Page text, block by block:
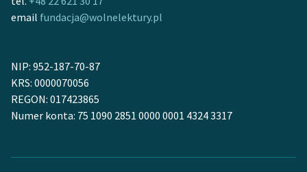
email fundacja@wolnelektury.pl
NIP: 952-187-70-87
KRS: 0000070056
REGON: 017423865
Numer konta: 75 1090 2851 0000 0001 4324 3317